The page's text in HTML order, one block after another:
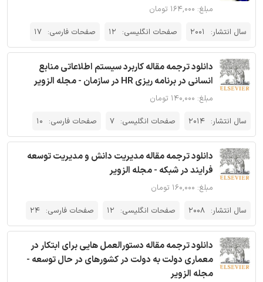
مبلغ: ۱۶۴,۰۰۰ تومان
سال انتشار:
2001 صفحات انگلیسی: 12 صفحات فارسی: 17
دانلود ترجمه مقاله کاربرد سیستم اطلاعاتی منابع
انسانی در برنامه ریزی HR در سازمان - مجله الزویر
مبلغ: ۱۴۰,۰۰۰ تومان
سال انتشار: 2014 صفحات انگلیسی: 7 صفحات فارسی: 10
دانلود ترجمه مقاله مدیریت دانش و مدیریت توسعه
فرایند در شبکه - مجله الزویر
مبلغ: ۱۶۰,۰۰۰ تومان
سال انتشار: 2008 صفحات انگلیسی: 12 صفحات فارسی: 24
دانلود ترجمه مقاله دستورالعمل هایی برای ابتکار در
معماری دولت به دولت در کشورهای در حال توسعه -
مجله الزویر